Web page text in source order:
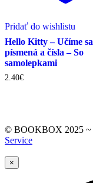
Pridať do wishlistu
Hello Kitty – Učíme sa
písmená a čísla – So
samolepkami
2.40€
© BOOKBOX 2025 ~
Service
×